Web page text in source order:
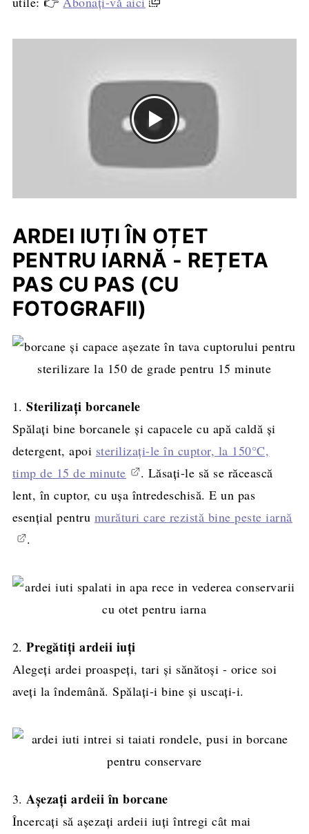
ARDEI IUȚI ÎN OȚET
PENTRU IARNĂ - REȚETA
PAS CU PAS (CU
FOTOGRAFII)
1.Sterilizați borcanele
Spălați bine borcanele și capacele cu apă caldă și
detergent, apoi sterilizați-le în cuptor, la 150°C,
timp de 15 de minute
. Lăsați-le să se răcească
lent, în cuptor, cu ușa întredeschisă. E un pas
esențial pentru murături care rezistă bine peste iarnă
.
2.Pregătiți ardeii iuți
Alegeți ardei proaspeți, tari și sănătoși - orice soi
aveți la îndemână. Spălați-i bine și uscați-i.
3.Așezați ardeii în borcane
Încercați să așezați ardeii iuți întregi cât mai